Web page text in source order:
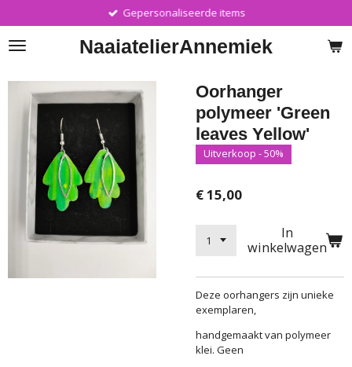
direct
naar
NaaiatelierAnnemiek
Gepersonaliseerde items
Oorhanger
polymeer 'Green
leaves Yellow'
Uitverkoop - 50%
€ 15,00
In
winkelwagen
Deze oorhangers zijn unieke
exemplaren,
handgemaakt van polymeer
klei. Geen